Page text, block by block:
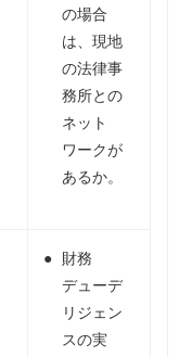
の場合
は、現地
の法律事
務所との
ネット
ワークが
あるか。
財務
デューデ
リジェン
スの実